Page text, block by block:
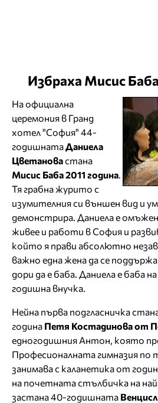
Избраха Мисис
На официална
церемония в Гранд
хотел "София" 44-
годишнатаДаниела
Цветановастана
Мисис Баба 2011 година
Тя грабна журито с
изумителния си външен вид и
демонстрира. Даниела е
живее и работи в София и
който я прави абсолютно
важно една жена да се поддържа
дори да е баба. Даниела е баба
годишна внучка.
Нейна първа подгласничка
година Петя Костадинова от
едногодишния Антон, която
Професионалната гимназия по
занимава с каланетика от
на почетната стълбичка на
застана 40-годишната